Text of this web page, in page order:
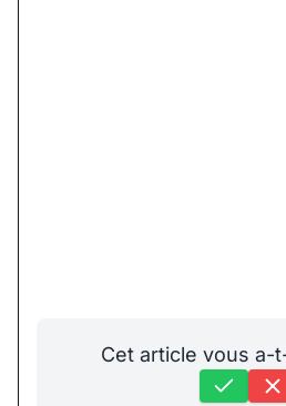
Cet article vous a-